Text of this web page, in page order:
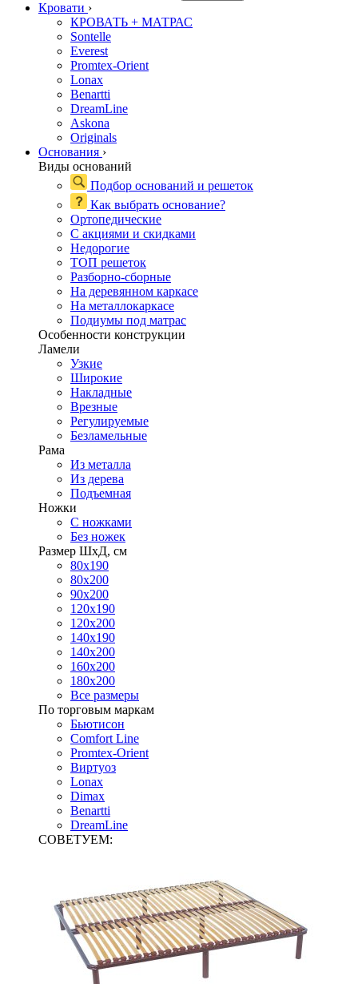
Кровати ›
КРОВАТЬ + МАТРАС
Sontelle
Everest
Promtex-Orient
Lonax
Benartti
DreamLine
Askona
Originals
Основания ›
Виды оснований
Подбор оснований и решеток
Как выбрать основание?
Ортопедические
С акциями и скидками
Недорогие
ТОП решеток
Разборно-сборные
На деревянном каркасе
На металлокаркасе
Подиумы под матрас
Особенности конструкции
Ламели
Узкие
Широкие
Накладные
Врезные
Регулируемые
Безламельные
Рама
Из металла
Из дерева
Подъемная
Ножки
С ножками
Без ножек
Размер ШхД, см
80х190
80х200
90х200
120х190
120х200
140х190
140х200
160х200
180х200
Все размеры
По торговым маркам
Бьютисон
Comfort Line
Promtex-Orient
Виртуоз
Lonax
Dimax
Benartti
DreamLine
СОВЕТУЕМ: